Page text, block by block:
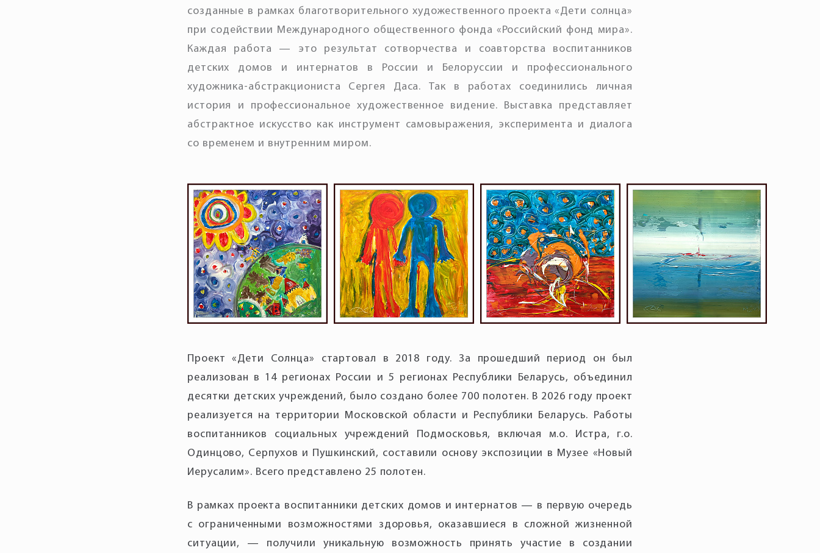
созданные в рамках благотворительного художественного проекта «Дети солнца»
при содействии Международного общественного фонда «Российский фонд мира».
Каждая работа — это результат сотворчества и соавторства воспитанников
детских домов и интернатов в России и Белоруссии и профессионального
художника-абстракциониста Сергея Даса. Так в работах соединились личная
история и профессиональное художественное видение. Выставка представляет
абстрактное искусство как инструмент самовыражения, эксперимента и диалога
со временем и внутренним миром.
Проект «Дети Солнца» стартовал в 2018 году. За прошедший период он был
реализован в 14 регионах России и 5 регионах Республики Беларусь, объединил
десятки детских учреждений, было создано более 700 полотен. В 2026 году проект
реализуется на территории Московской области и Республики Беларусь. Работы
воспитанников социальных учреждений Подмосковья, включая м.о. Истра, г.о.
Одинцово, Серпухов и Пушкинский, составили основу экспозиции в Музее «Новый
Иерусалим». Всего представлено 25 полотен.
В рамках проекта воспитанники детских домов и интернатов — в первую очередь
с ограниченными возможностями здоровья, оказавшиеся в сложной жизненной
ситуации, — получили уникальную возможность принять участие в создании